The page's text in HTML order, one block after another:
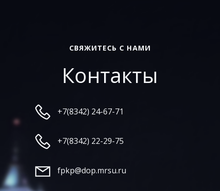
СВЯЖИТЕСЬ С НАМИ
Контакты
+7(8342) 24-67-71
+7(8342) 22-29-75
fpkp@dop.mrsu.ru